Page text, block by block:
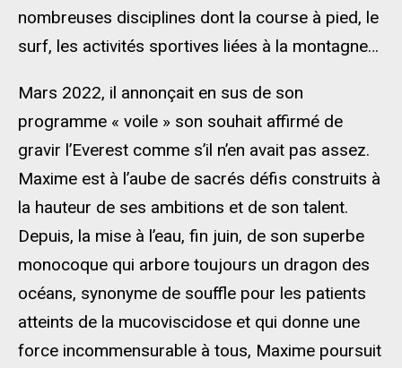
nombreuses disciplines dont la course à pied, le
surf, les activités sportives liées à la montagne…
Mars 2022, il annonçait en sus de son
programme « voile » son souhait affirmé de
gravir l’Everest comme s’il n’en avait pas assez.
Maxime est à l’aube de sacrés défis construits à
la hauteur de ses ambitions et de son talent.
Depuis, la mise à l’eau, fin juin, de son superbe
monocoque qui arbore toujours un dragon des
océans, synonyme de souffle pour les patients
atteints de la mucoviscidose et qui donne une
force incommensurable à tous, Maxime poursuit